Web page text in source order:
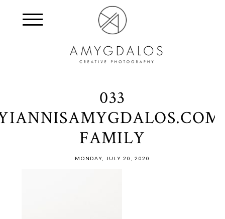
033
FAMILY
MONDAY, JULY 20, 2020